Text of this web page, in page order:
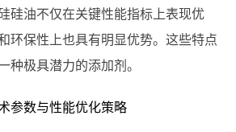
硅油不仅在关键性能指标上表现优
环保性上也具有明显优势。这些特点
种极具潜力的添加剂。
参数与性能优化策略